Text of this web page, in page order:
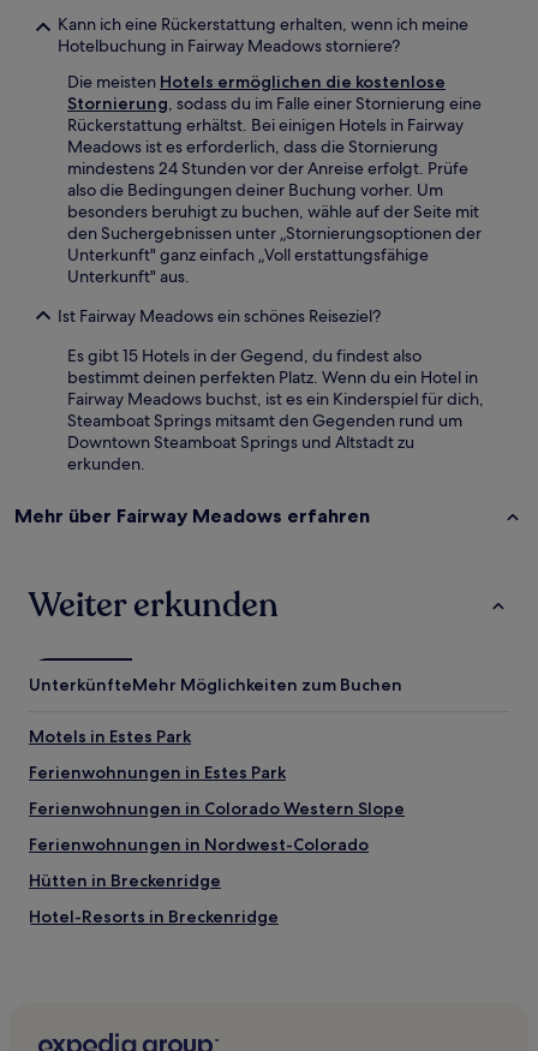
Kann ich eine Rückerstattung erhalten, wenn ich meine
Hotelbuchung in Fairway Meadows storniere?
Die meisten Hotels ermöglichen die kostenlose
Stornierung, sodass du im Falle einer Stornierung eine
Rückerstattung erhältst. Bei einigen Hotels in Fairway
Meadows ist es erforderlich, dass die Stornierung
mindestens 24 Stunden vor der Anreise erfolgt. Prüfe
also die Bedingungen deiner Buchung vorher. Um
besonders beruhigt zu buchen, wähle auf der Seite mit
den Suchergebnissen unter „Stornierungsoptionen der
Unterkunft" ganz einfach „Voll erstattungsfähige
Unterkunft" aus.
Ist Fairway Meadows ein schönes Reiseziel?
Es gibt 15 Hotels in der Gegend, du findest also
bestimmt deinen perfekten Platz. Wenn du ein Hotel in
Fairway Meadows buchst, ist es ein Kinderspiel für dich,
Steamboat Springs mitsamt den Gegenden rund um
Downtown Steamboat Springs und Altstadt zu
erkunden.
Mehr über Fairway Meadows erfahren
Weiter erkunden
UnterkünfteMehr Möglichkeiten zum Buchen
Motels in Estes Park
Ferienwohnungen in Estes Park
Ferienwohnungen in Colorado Western Slope
Ferienwohnungen in Nordwest-Colorado
Hütten in Breckenridge
Hotel-Resorts in Breckenridge